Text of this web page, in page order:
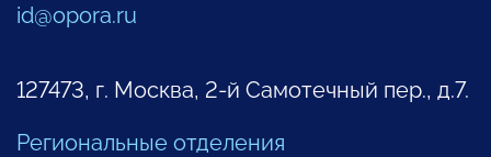
id@opora.ru
127473, г. Москва, 2-й Самотечный пер., д.7.
Региональные отделения